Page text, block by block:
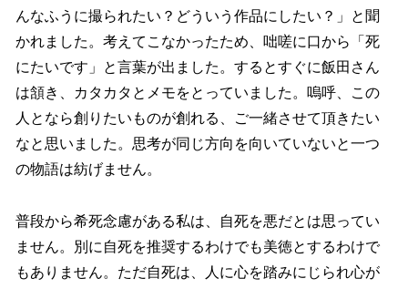
んなふうに撮られたい？どういう作品にしたい？」と聞
かれました。考えてこなかったため、咄嗟に口から「死
にたいです」と言葉が出ました。するとすぐに飯田さん
は頷き、カタカタとメモをとっていました。嗚呼、この
人となら創りたいものが創れる、ご一緒させて頂きたい
なと思いました。思考が同じ方向を向いていないと一つ
の物語は紡げません。
普段から希死念慮がある私は、自死を悪だとは思ってい
ません。別に自死を推奨するわけでも美徳とするわけで
もありません。ただ自死は、人に心を踏みにじられ心が